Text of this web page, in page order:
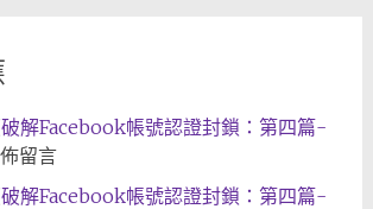
破解Facebook帳號認證封鎖：第四篇-
留言
破解Facebook帳號認證封鎖：第四篇-